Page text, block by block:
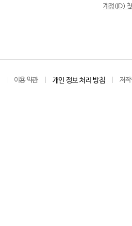
계정(ID)
이용 약관 개인 정보 처리 방침 저